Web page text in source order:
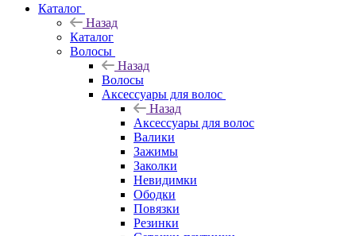
Каталог
Назад
Каталог
Волосы
Назад
Волосы
Аксессуары для волос
Назад
Аксессуары для волос
Валики
Зажимы
Заколки
Невидимки
Ободки
Повязки
Резинки